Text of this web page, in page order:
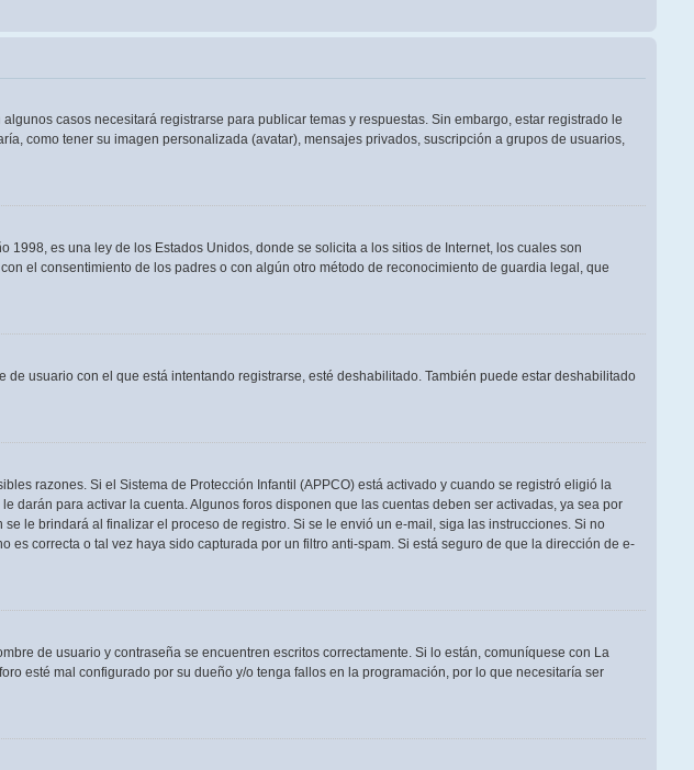
casos necesitará registrarse para publicar temas y respuestas. Sin embargo, estar registrado le
como tener su imagen personalizada (avatar), mensajes privados, suscripción a grupos de usuarios,
1998, es una ley de los Estados Unidos, donde se solicita a los sitios de Internet, los cuales son
el consentimiento de los padres o con algún otro método de reconocimiento de guardia legal, que
usuario con el que está intentando registrarse, esté deshabilitado. También puede estar deshabilitado
razones. Si el Sistema de Protección Infantil (APPCO) está activado y cuando se registró eligió la
darán para activar la cuenta. Algunos foros disponen que las cuentas deben ser activadas, ya sea por
le brindará al finalizar el proceso de registro. Si se le envió un e-mail, siga las instrucciones. Si no
correcta o tal vez haya sido capturada por un filtro anti-spam. Si está seguro de que la dirección de e-
de usuario y contraseña se encuentren escritos correctamente. Si lo están, comuníquese con La
esté mal configurado por su dueño y/o tenga fallos en la programación, por lo que necesitaría ser